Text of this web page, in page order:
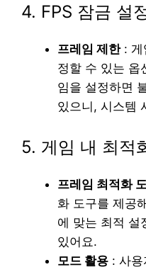
4. FPS 잠금 설
프레임 제한: 게
정할 수 있는 옵
임을 설정하면
있으니, 시스템
5. 게임 내 최적
프레임 최적화
화 도구를 제공
에 맞는 최적 설
있어요.
모드 활용 : 사